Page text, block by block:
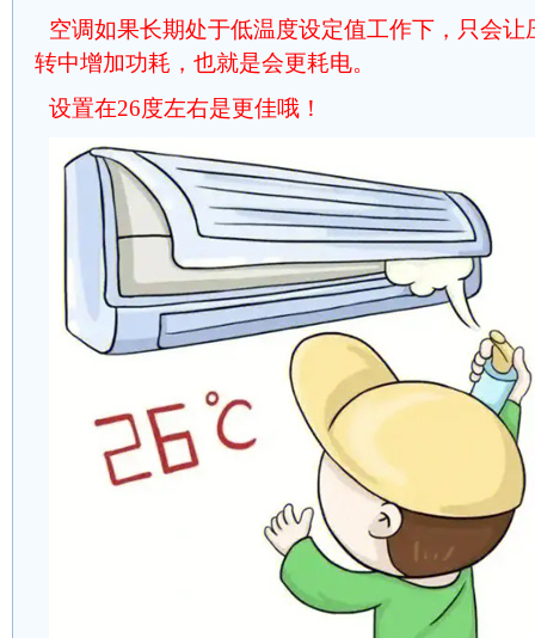
空调如果长期处于低温度设定值工作下，只会
转中增加功耗，也就是会更耗电。
设置在26度左右是更佳哦！